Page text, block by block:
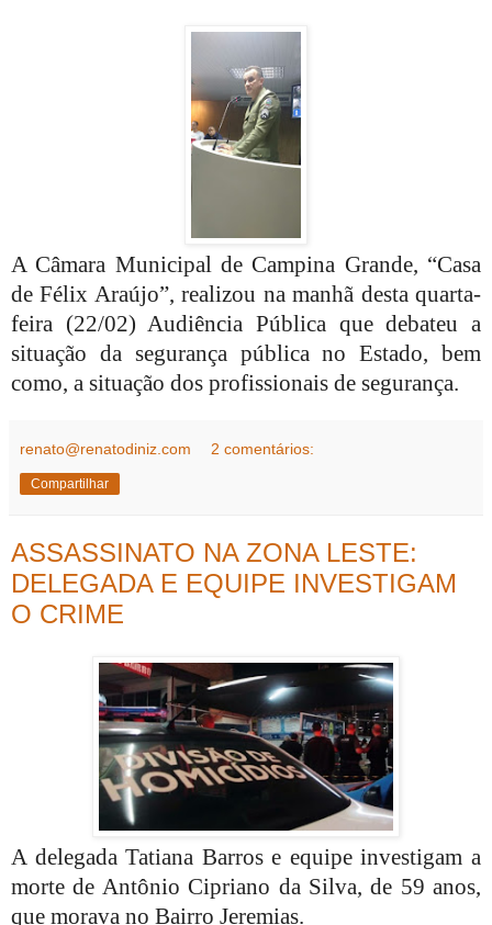
A Câmara Municipal de Campina Grande, “Casa
de Félix Araújo”, realizou na manhã desta quarta-
feira (22/02) Audiência Pública que debateu a
situação da segurança pública no Estado, bem
como, a situação dos profissionais de segurança.
renato@renatodiniz.com 2 comentários:
Compartilhar
ASSASSINATO NA ZONA LESTE:
DELEGADA E EQUIPE INVESTIGAM
O CRIME
A delegada Tatiana Barros e equipe investigam a
morte de Antônio Cipriano da Silva, de 59 anos,
que morava no Bairro Jeremias.